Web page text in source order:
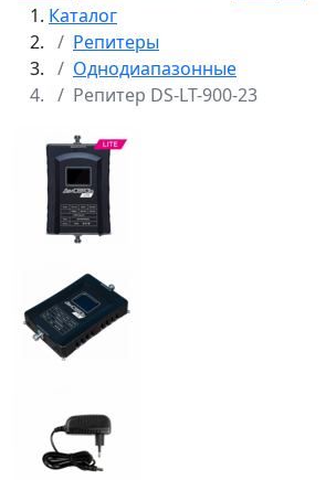
Каталог
Репитеры
Однодиапазонные
Репитер DS-LT-900-23